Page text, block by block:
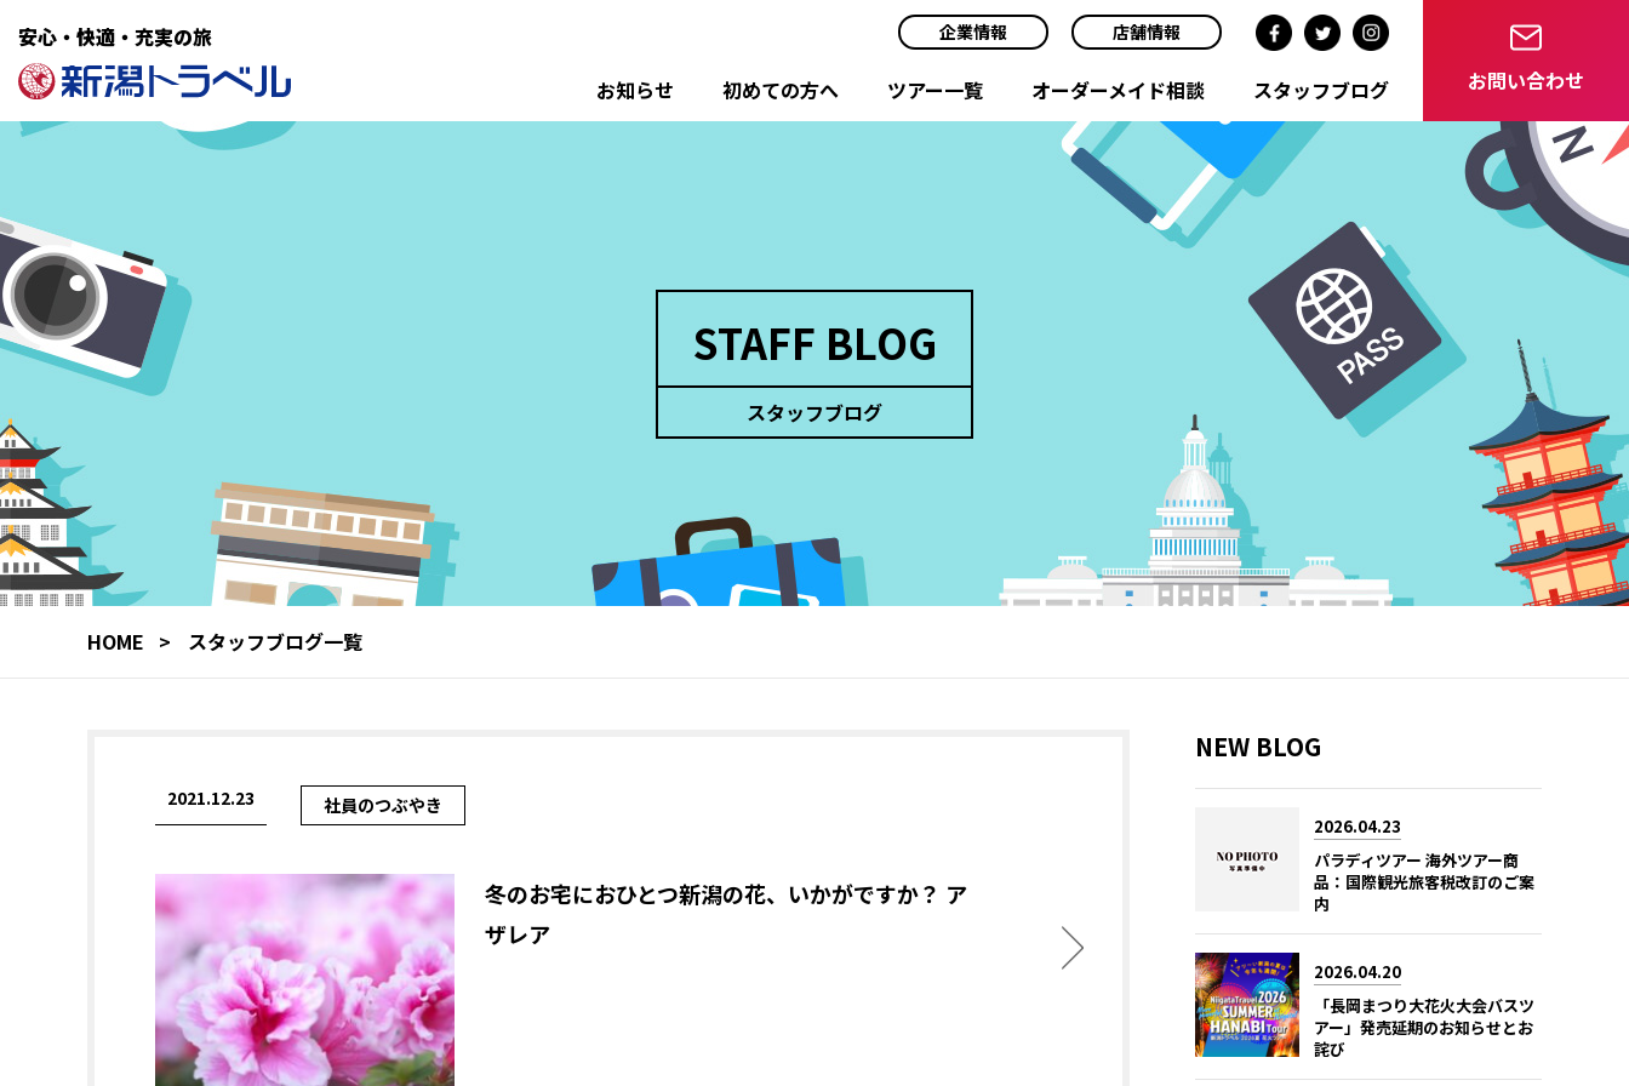
安心・快適・充実の旅 企業情報 店舗情報
お知らせ 初めての方へ ツアー一覧 オーダーメイド相談 スタッフブログ お問い合わせ
STAFF BLOG
スタッフブログ
HOME スタッフブログ一覧
2021.12.23 社員のつぶやき
冬のお宅におひとつ新潟の花、いかがですか？ ア
ザレア
NEW BLOG
2026.04.23
パラディツアー 海外ツアー商
品：国際観光旅客税改訂のご案
内
2026.04.20
「長岡まつり大花火大会バスツ
アー」発売延期のお知らせとお
詫び